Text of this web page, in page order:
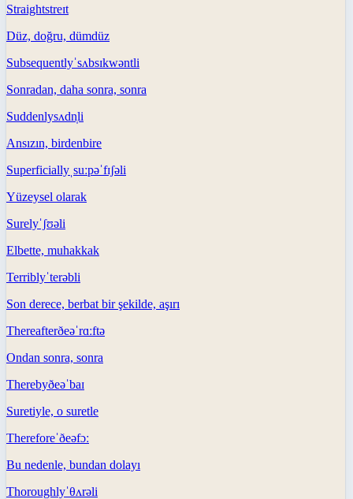
Straightstreɪt
Düz, doğru, dümdüz
Subsequentlyˈsʌbsɪkwəntli
Sonradan, daha sonra, sonra
Suddenlysʌdn̩li
Ansızın, birdenbire
Superficially ˌsuːpəˈfɪʃəli
Yüzeysel olarak
Surelyˈʃʊəli
Elbette, muhakkak
Terriblyˈterəbli
Son derece, berbat bir şekilde, aşırı
Thereafterðeəˈrɑːftə
Ondan sonra, sonra
Therebyðeəˈbaɪ
Suretiyle, o suretle
Thereforeˈðeəfɔː
Bu nedenle, bundan dolayı
Thoroughlyˈθʌrəli